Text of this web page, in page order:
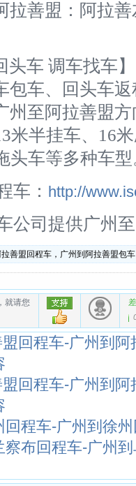
拉善盟：阿
车 调车找车
包车、回头车
州至阿拉善盟
米半挂车、16
头车等多种车
车： http://
司提供广州
善盟回程车，广州到阿拉善盟包车
就请您
回程车-广州到
回程车-广州到
回程车-广州到徐
察布回程车-广州